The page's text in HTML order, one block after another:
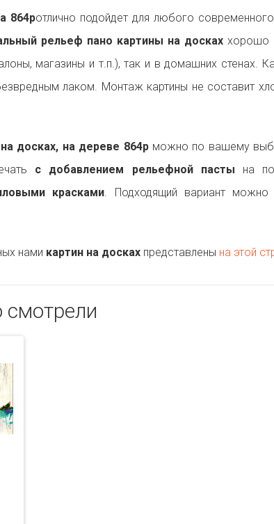
864pотлично подойдет для любого
рельеф пано картины на досках хорошо
магазины и т.п.), так и в домашних стенах.
лаком. Монтаж картины не составит
досках, на дереве 864pможно по вашему
с добавлением рельефной пасты на
красками . Подходящий вариант
нами картин на доскахпредставлены на этой